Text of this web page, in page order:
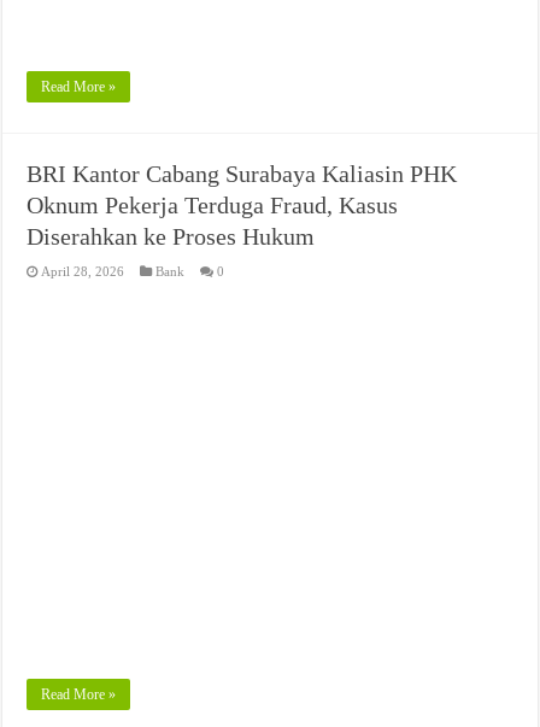
Read More »
BRI Kantor Cabang Surabaya Kaliasin PHK
Oknum Pekerja Terduga Fraud, Kasus
Diserahkan ke Proses Hukum
April 28, 2026 Bank 0
Read More »